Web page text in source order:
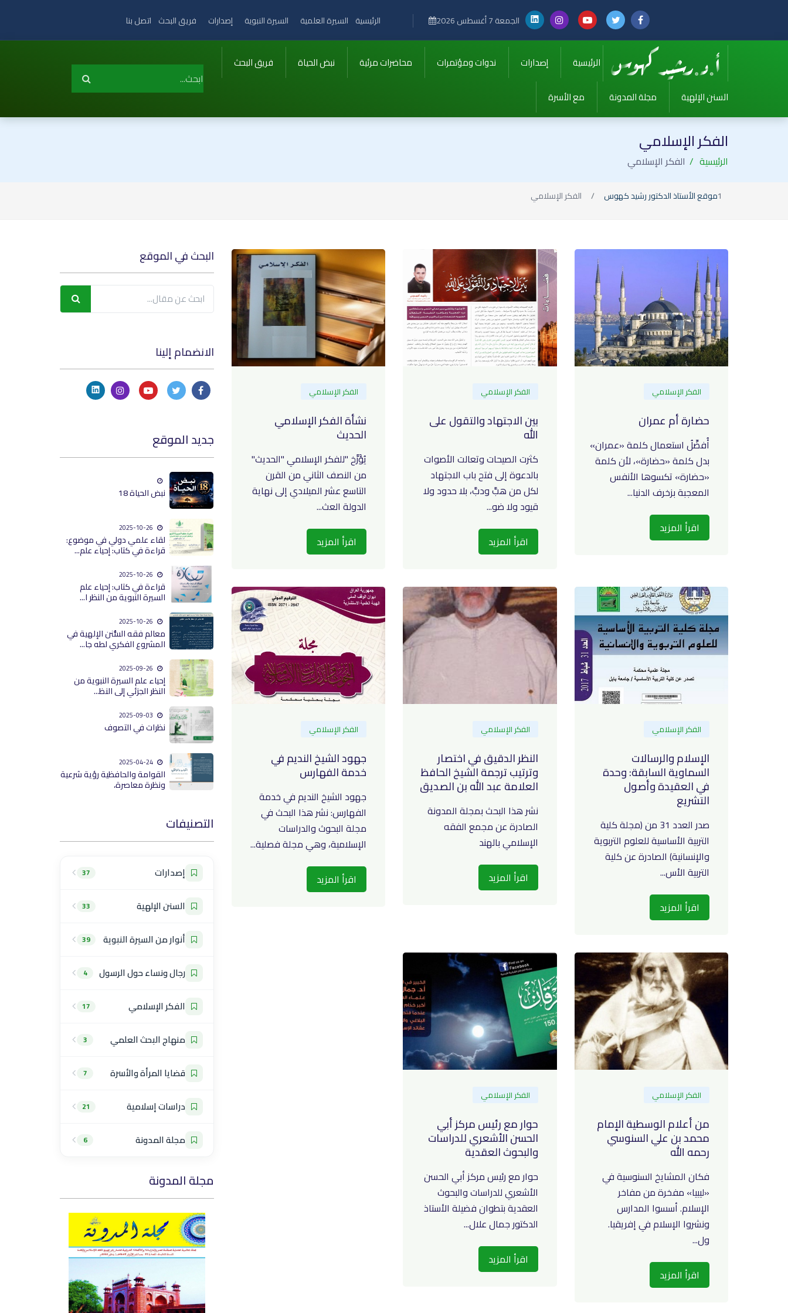
الجمعة 7 أغسطس 2026 الرئيسية السيرة العلمية السيرة النبوية إصدارات فريق البحث اتصل بنا
الرئيسية إصدارات ندوات ومؤتمرات محاضرات مرئية نبض الحياة فريق البحث
السنن الإلهية مجلة المدونة مع الأسرة
الفكر الإسلامي
الرئيسية الفكر الإسلامي
موقع الأستاذ الدكتور رشيد كهوس الفكر الإسلامي
الفكر الإسلامي
حضارة أم عمران
أُفضِّلُ استعمال كلمة «عمران»
بدل كلمة «حضارة»، لأن كلمة
«حضارة» تكسوها الأنفس
المعجبة بزخرف الدنيا...
اقرأ المزيد
الفكر الإسلامي
بين الاجتهاد والتقول على
الله
كثرت الصيحات وتعالت الأصوات
بالدعوة إلى فتح باب الاجتهاد
لكل من هبَّ ودبَّ، بلا حدود ولا
قيود ولا ضو...
اقرأ المزيد
الفكر الإسلامي
نشأة الفكر الإسلامي
الحديث
يُؤَرَّخ "للفكر الإسلامي "الحديث"
من النصف الثاني من القرن
التاسع عشر الميلادي إلى نهاية
الدولة العث...
اقرأ المزيد
الفكر الإسلامي
الإسلام والرسالات
السماوية السابقة: وحدة
في العقيدة وأصول
التشريع
صدر العدد 31 من (مجلة كلية
التربية الأساسية للعلوم التربوية
والإنسانية) الصادرة عن كلية
التربية الأس...
اقرأ المزيد
الفكر الإسلامي
النظر الدقيق في اختصار
وترتيب ترجمة الشيخ الحافظ
العلامة عبد الله بن الصديق
نشر هذا البحث بمجلة المدونة
الصادرة عن مجمع الفقه
الإسلامي بالهند
اقرأ المزيد
الفكر الإسلامي
جهود الشيخ النديم في
خدمة الفهارس
جهود الشيخ النديم في خدمة
الفهارس: نشر هذا البحث في
مجلة البحوث والدراسات
الإسلامية، وهي مجلة فصلية...
اقرأ المزيد
الفكر الإسلامي
من أعلام الوسطية الإمام
محمد بن علي السنوسي
رحمه الله
فكان المشايخ السنوسية في
«ليبيا» مفخرة من مفاخر
الإسلام. أسسوا المدارس
ونشروا الإسلام في إفريقيا.
ول...
اقرأ المزيد
الفكر الإسلامي
حوار مع رئيس مركز أبي
الحسن الأشعري للدراسات
والبحوث العقدية
حوار مع رئيس مركز أبي الحسن
الأشعري للدراسات والبحوث
العقدية بتطوان فضيلة الأستاذ
الدكتور جمال علال...
اقرأ المزيد
البحث في الموقع
الانضمام إلينا
جديد الموقع
نبض الحياة 18
لقاء علمي دولي في موضوع:
قراءة في كتاب: إحياء علم...
قراءة في كتاب: إحياء علم
السيرة النبوية من النظر ا...
معالم فقه السُّنن الإلهية في
المشروع الفكري لطه جا...
إحياء علم السيرة النبوية من
النظر الجزئي إلى النظ...
نظرات في التصوف
2025-04-24
القوامة والحافظية رؤية شرعية
ونظرة معاصرة،
التصنيفات
إصدارات 37
السنن الإلهية 33
أنوار من السيرة النبوية 39
رجال ونساء حول الرسول 4
الفكر الإسلامي 17
منهاج البحث العلمي 3
قضايا المرأة والأسرة 7
دراسات إسلامية 21
مجلة المدونة 6
مجلة المدونة